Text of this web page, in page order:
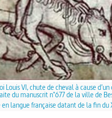
Louis VI, chute de cheval à cause d’un
du manuscrit n°677 de la ville de
langue française datant de la fin du